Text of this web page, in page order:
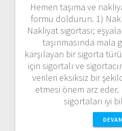
Hemen taşıma ve
formu doldurun. 1)
Nakliyat sigortası;
taşınmasında mala
karşılayan bir sigorta
için sigortalı ve
verileri eksiksiz bir
etmesi önem arz
sigortaları iyi